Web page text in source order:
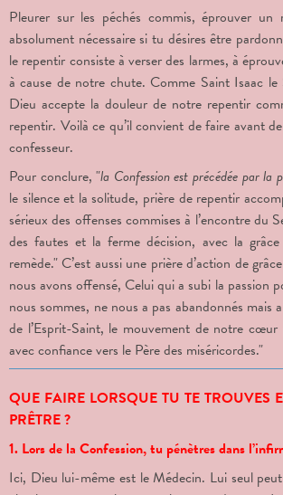
Pleurer sur les péchés commis, éprouver un
absolument nécessaire si tu désires être
le repentir consiste à verser des larmes, à
à cause de notre chute. Comme Saint Isaac le
Dieu accepte la douleur de notre repentir
repentir. Voilà ce qu’il convient de faire avant
confesseur.
Pour conclure, "la Confession est précédée par la
le silence et la solitude, prière de repentir
sérieux des offenses commises à l’encontre du
des fautes et la ferme décision, avec la
remède." C’est aussi une prière d’action de
nous avons offensé, Celui qui a subi la passion
nous sommes, ne nous a pas abandonnés mais
de l’Esprit-Saint, le mouvement de notre cœur
avec confiance vers le Père des miséricordes."
QUE FAIRE LORSQUE TU TE TROUVES
PRÊTRE ?
1. Lors de la Confession, tu pénètres dans
Ici, Dieu lui-même est le Médecin. Lui seul